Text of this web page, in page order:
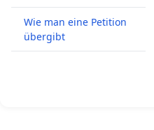
Wie man eine Petition
übergibt